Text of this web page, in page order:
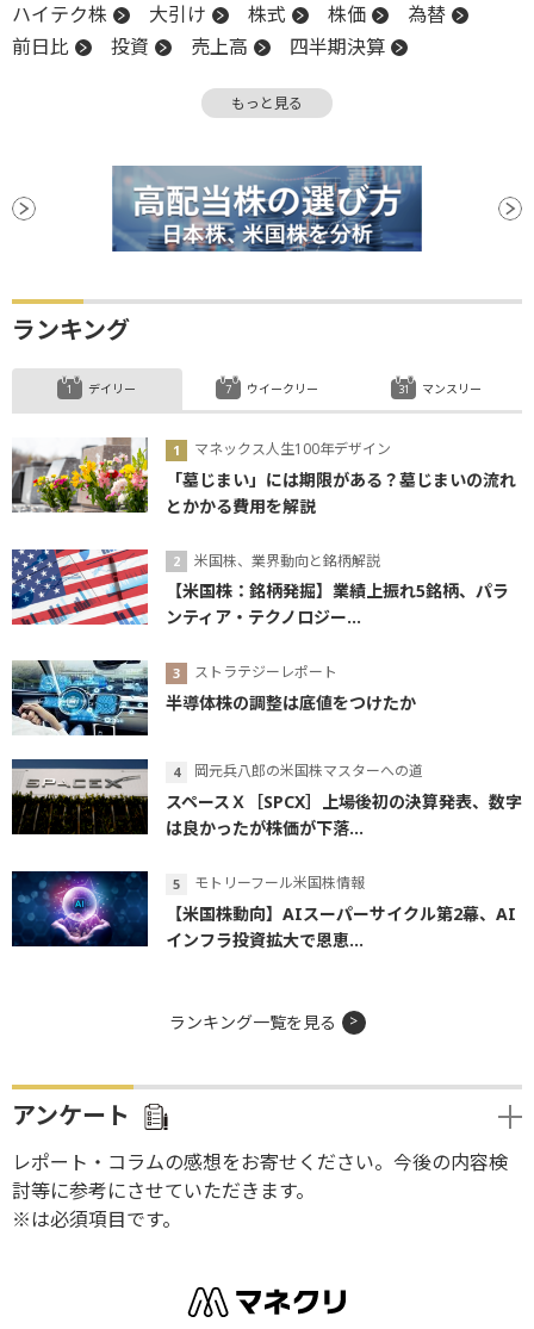
ハイテク株
大引け 株式 株価
為替
前日比
投資 売上高
四半期決算
金融政策
米連邦準備制度理事会
FRB
株価指数
金融政策決定会合
決算 小型株
材料
日銀 反落 PPI 利下げ
もっと見る
ランキング
デイリー
マネックス人生100年デザイン
「墓じまい」には期限がある？墓じまいの流れ
とかかる費用を解説
米国株、業界動向と銘柄解説
【米国株：銘柄発掘】業績上振れ5銘柄、パラ
ンティア・テクノロジー...
ストラテジーレポート
半導体株の調整は底値をつけたか
岡元兵八郎の米国株マスターへの道
スペースＸ［SPCX］上場後初の決算発表、数字
は良かったが株価が下落...
モトリーフール米国株情報
【米国株動向】AIスーパーサイクル第2幕、AI
インフラ投資拡大で恩恵...
ウイークリー マンスリー
ランキング一覧を見る
アンケート
レポート・コラムの感想をお寄せください。今後の内容検
討等に参考にさせていただきます。
※は必須項目です。